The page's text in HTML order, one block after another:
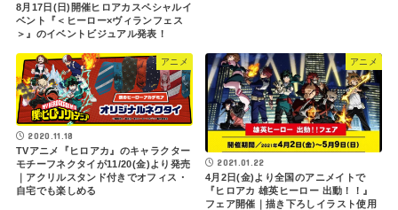
8月17日(日)開催ヒロアカスペシャルイ
ベント『＜ヒーロー×ヴィランフェス
＞』のイベントビジュアル発表！
アニメ
2020.11.18
TVアニメ『ヒロアカ』のキャラクター
モチーフネクタイが11/20(金)より発売
｜アクリルスタンド付きでオフィス・
自宅でも楽しめる
アニメ
2021.01.22
4月2日(金)より全国のアニメイトで
『ヒロアカ 雄英ヒーロー 出動！！』
フェア開催｜描き下ろしイラスト使用